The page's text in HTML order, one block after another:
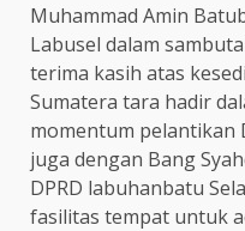
Muhammad Amin
Labusel dalam
terima kasih atas
Sumatera tara hadir
momentum pelantikan
juga dengan Bang
DPRD labuhanbatu
fasilitas tempat untuk